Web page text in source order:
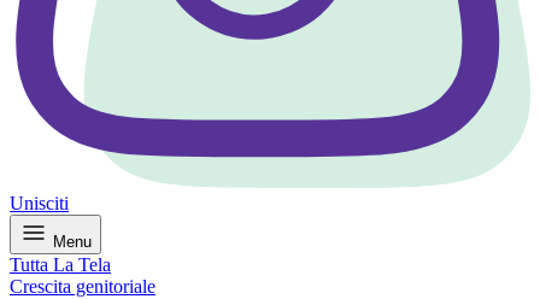
Unisciti
Menu
Tutta La Tela
Crescita genitoriale